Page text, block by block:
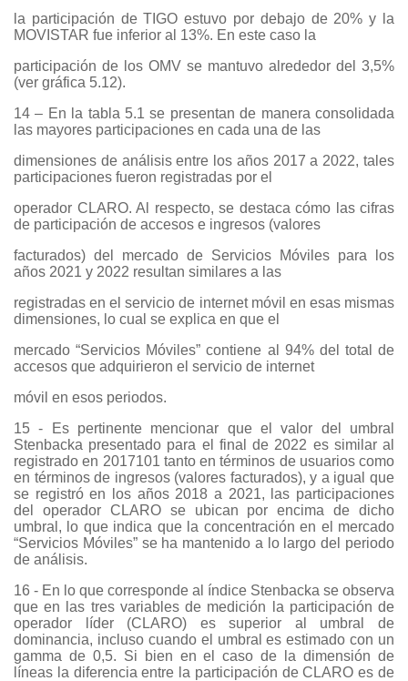
la participación de TIGO estuvo por debajo de 20% y la
MOVISTAR fue inferior al 13%. En este caso la
participación de los OMV se mantuvo alrededor del 3,5%
(ver gráfica 5.12).
14 – En la tabla 5.1 se presentan de manera consolidada
las mayores participaciones en cada una de las
dimensiones de análisis entre los años 2017 a 2022, tales
participaciones fueron registradas por el
operador CLARO. Al respecto, se destaca cómo las cifras
de participación de accesos e ingresos (valores
facturados) del mercado de Servicios Móviles para los
años 2021 y 2022 resultan similares a las
registradas en el servicio de internet móvil en esas mismas
dimensiones, lo cual se explica en que el
mercado “Servicios Móviles” contiene al 94% del total de
accesos que adquirieron el servicio de internet
móvil en esos periodos.
15 - Es pertinente mencionar que el valor del umbral
Stenbacka presentado para el final de 2022 es similar al
registrado en 2017101 tanto en términos de usuarios como
en términos de ingresos (valores facturados), y a igual que
se registró en los años 2018 a 2021, las participaciones
del operador CLARO se ubican por encima de dicho
umbral, lo que indica que la concentración en el mercado
“Servicios Móviles” se ha mantenido a lo largo del periodo
de análisis.
16 - En lo que corresponde al índice Stenbacka se observa
que en las tres variables de medición la participación de
operador líder (CLARO) es superior al umbral de
dominancia, incluso cuando el umbral es estimado con un
gamma de 0,5. Si bien en el caso de la dimensión de
líneas la diferencia entre la participación de CLARO es de